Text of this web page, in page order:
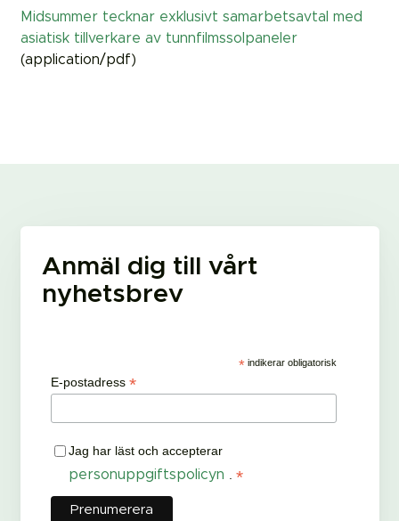
Midsummer tecknar exklusivt samarbetsavtal med
asiatisk tillverkare av tunnfilmssolpaneler
(application/pdf)
Anmäl dig till vårt
nyhetsbrev
* indikerar obligatorisk
E-postadress *
Jag har läst och accepterar
personuppgiftspolicyn
*